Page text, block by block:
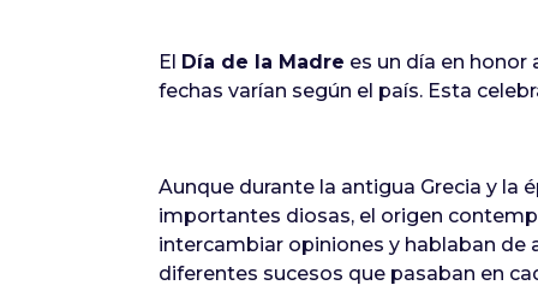
El Día de la Madre es un día en honor
fechas varían según el país. Esta
Aunque durante la antigua Grecia y la
importantes diosas, el origen
intercambiar opiniones y hablaban de
diferentes sucesos que pasaban en